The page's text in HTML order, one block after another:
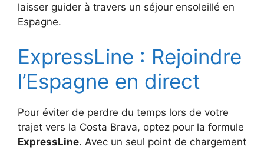
laisser guider à travers un séjour ensoleillé en
Espagne.
ExpressLine : Rejoindre
l’Espagne en direct
Pour éviter de perdre du temps lors de votre
trajet vers la Costa Brava, optez pour la formule
ExpressLine. Avec un seul point de chargement